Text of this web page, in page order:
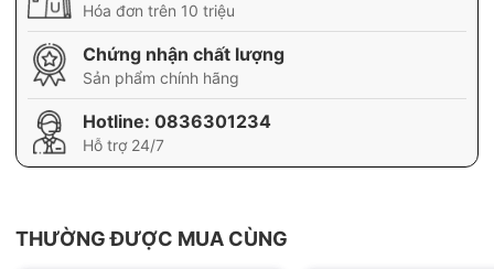
Hóa đơn trên 10 triệu
Chứng nhận chất lượng
Sản phẩm chính hãng
Hotline: 0836301234
Hỗ trợ 24/7
THƯỜNG ĐƯỢC MUA CÙNG
BH 12 tháng